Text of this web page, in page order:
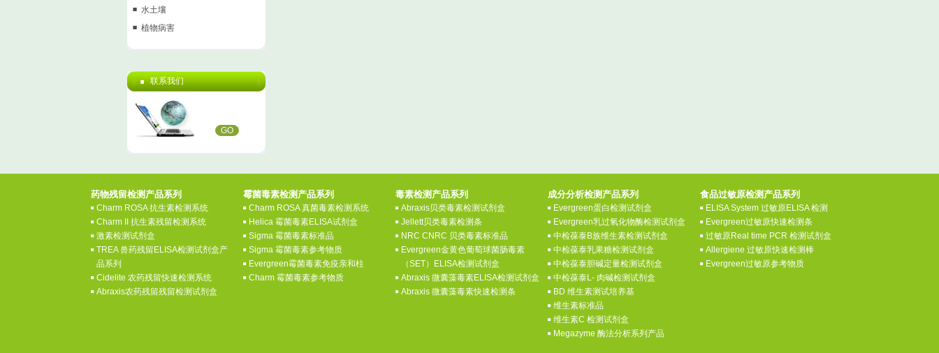
水土壤
植物病害
联系我们
GO
药物残留检测产品系列
Charm ROSA 抗生素检测系统
Charm II 抗生素残留检测系统
激素检测试剂盒
TREA 兽药残留ELISA检测试剂盒产
品系列
Cidelite 农药残留快速检测系统
Abraxis农药残留残留检测试剂盒
霉菌毒素检测产品系列
Charm ROSA 真菌毒素检测系统
Helica 霉菌毒素ELISA试剂盒
Sigma 霉菌毒素标准品
Sigma 霉菌毒素参考物质
Evergreen霉菌毒素免疫亲和柱
Charm 霉菌毒素参考物质
毒素检测产品系列
Abraxis贝类毒素检测试剂盒
Jellett贝类毒素检测条
NRC CNRC 贝类毒素标准品
Evergreen金黄色葡萄球菌肠毒素
（SET）ELISA检测试剂盒
Abraxis 微囊藻毒素ELISA检测试剂盒
Abraxis 微囊藻毒素快速检测条
成分分析检测产品系列
Evergreen蛋白检测试剂盒
Evergreen乳过氧化物酶检测试剂盒
中检葆泰B族维生素检测试剂盒
中检葆泰乳果糖检测试剂盒
中检葆泰胆碱定量检测试剂盒
中检葆泰L- 肉碱检测试剂盒
BD 维生素测试培养基
维生素标准品
维生素C 检测试剂盒
Megazyme 酶法分析系列产品
食品过敏原检测产品系列
ELISA System 过敏原ELISA 检测
Evergreen过敏原快速检测条
过敏原Real time PCR 检测试剂盒
Allergiene 过敏原快速检测棒
Evergreen过敏原参考物质